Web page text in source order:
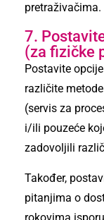
pretraživačima.
7.
(za fizičke
Postavite
različite
(servis za
i/ili pouzeće
zadovoljili
Također,
pitanjima o